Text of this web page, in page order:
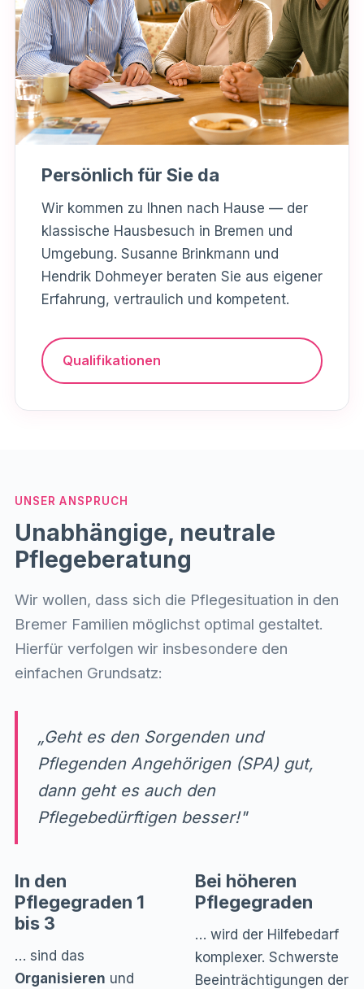
Persönlich für Sie da
Wir kommen zu Ihnen nach Hause — der
klassische Hausbesuch in Bremen und
Umgebung. Susanne Brinkmann und
Hendrik Dohmeyer beraten Sie aus eigener
Erfahrung, vertraulich und kompetent.
Qualifikationen
UNSER ANSPRUCH
Unabhängige, neutrale
Pflegeberatung
Wir wollen, dass sich die Pflegesituation in den
Bremer Familien möglichst optimal gestaltet.
Hierfür verfolgen wir insbesondere den
einfachen Grundsatz:
„Geht es den Sorgenden und
Pflegenden Angehörigen (SPA) gut,
dann geht es auch den
Pflegebedürftigen besser!"
In den
Pflegegraden 1
bis 3
… sind das
Organisieren und
Bei höheren
Pflegegraden
… wird der Hilfebedarf
komplexer. Schwerste
Beeinträchtigungen der